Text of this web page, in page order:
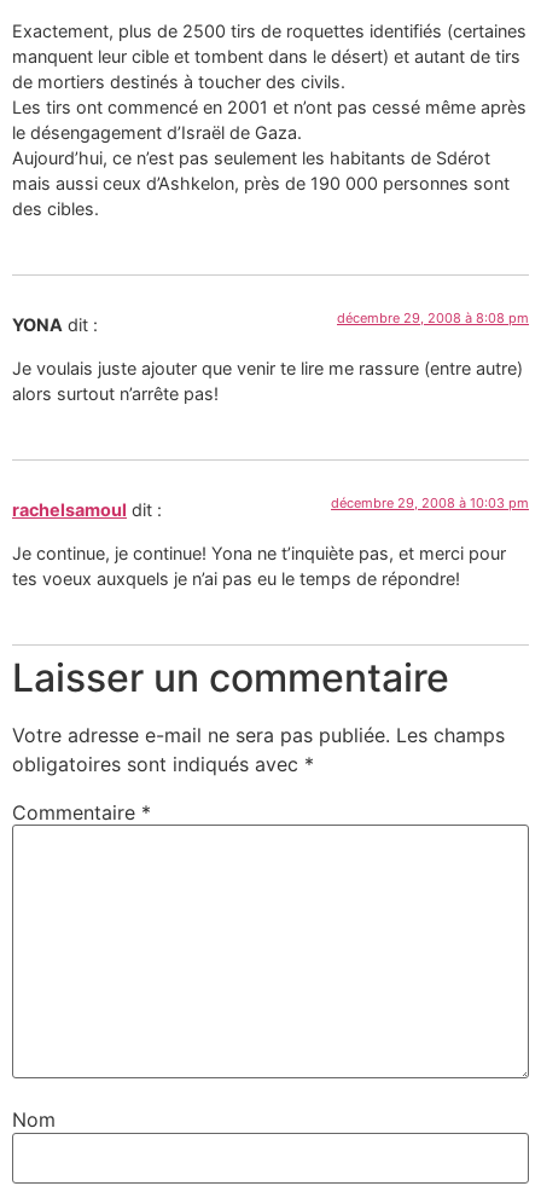
Exactement, plus de 2500 tirs de roquettes identifiés (certaines
manquent leur cible et tombent dans le désert) et autant de tirs
de mortiers destinés à toucher des civils.
Les tirs ont commencé en 2001 et n’ont pas cessé même après
le désengagement d’Israël de Gaza.
Aujourd’hui, ce n’est pas seulement les habitants de Sdérot
mais aussi ceux d’Ashkelon, près de 190 000 personnes sont
des cibles.
YONA dit : décembre 29, 2008 à 8:08 pm
Je voulais juste ajouter que venir te lire me rassure (entre autre)
alors surtout n’arrête pas!
rachelsamoul dit : décembre 29, 2008 à 10:03 pm
Je continue, je continue! Yona ne t’inquiète pas, et merci pour
tes voeux auxquels je n’ai pas eu le temps de répondre!
Laisser un commentaire
Votre adresse e-mail ne sera pas publiée. Les champs
obligatoires sont indiqués avec *
Commentaire *
Nom